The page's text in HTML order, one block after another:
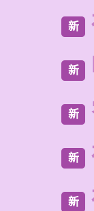
新
新
新
新
新